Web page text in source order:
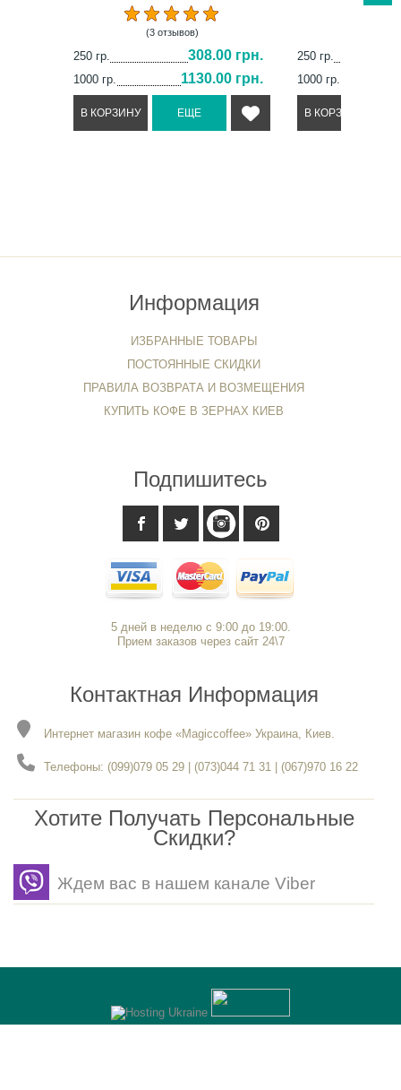
(3 отзывов)
250 гр. 308.00 грн.
1000 гр. 1130.00 грн.
250 гр.
1000 гр.
Информация
ИЗБРАННЫЕ ТОВАРЫ
ПОСТОЯННЫЕ СКИДКИ
ПРАВИЛА ВОЗВРАТА И ВОЗМЕЩЕНИЯ
КУПИТЬ КОФЕ В ЗЕРНАХ КИЕВ
Подпишитесь
5 дней в неделю с 9:00 до 19:00.
Прием заказов через сайт 24\7
Контактная Информация
Интернет магазин кофе «Magiccoffee» Украина, Киев.
Телефоны: (099)079 05 29 | (073)044 71 31 | (067)970 16 22
Хотите Получать Персональные
Скидки?
Ждем вас в нашем канале Viber